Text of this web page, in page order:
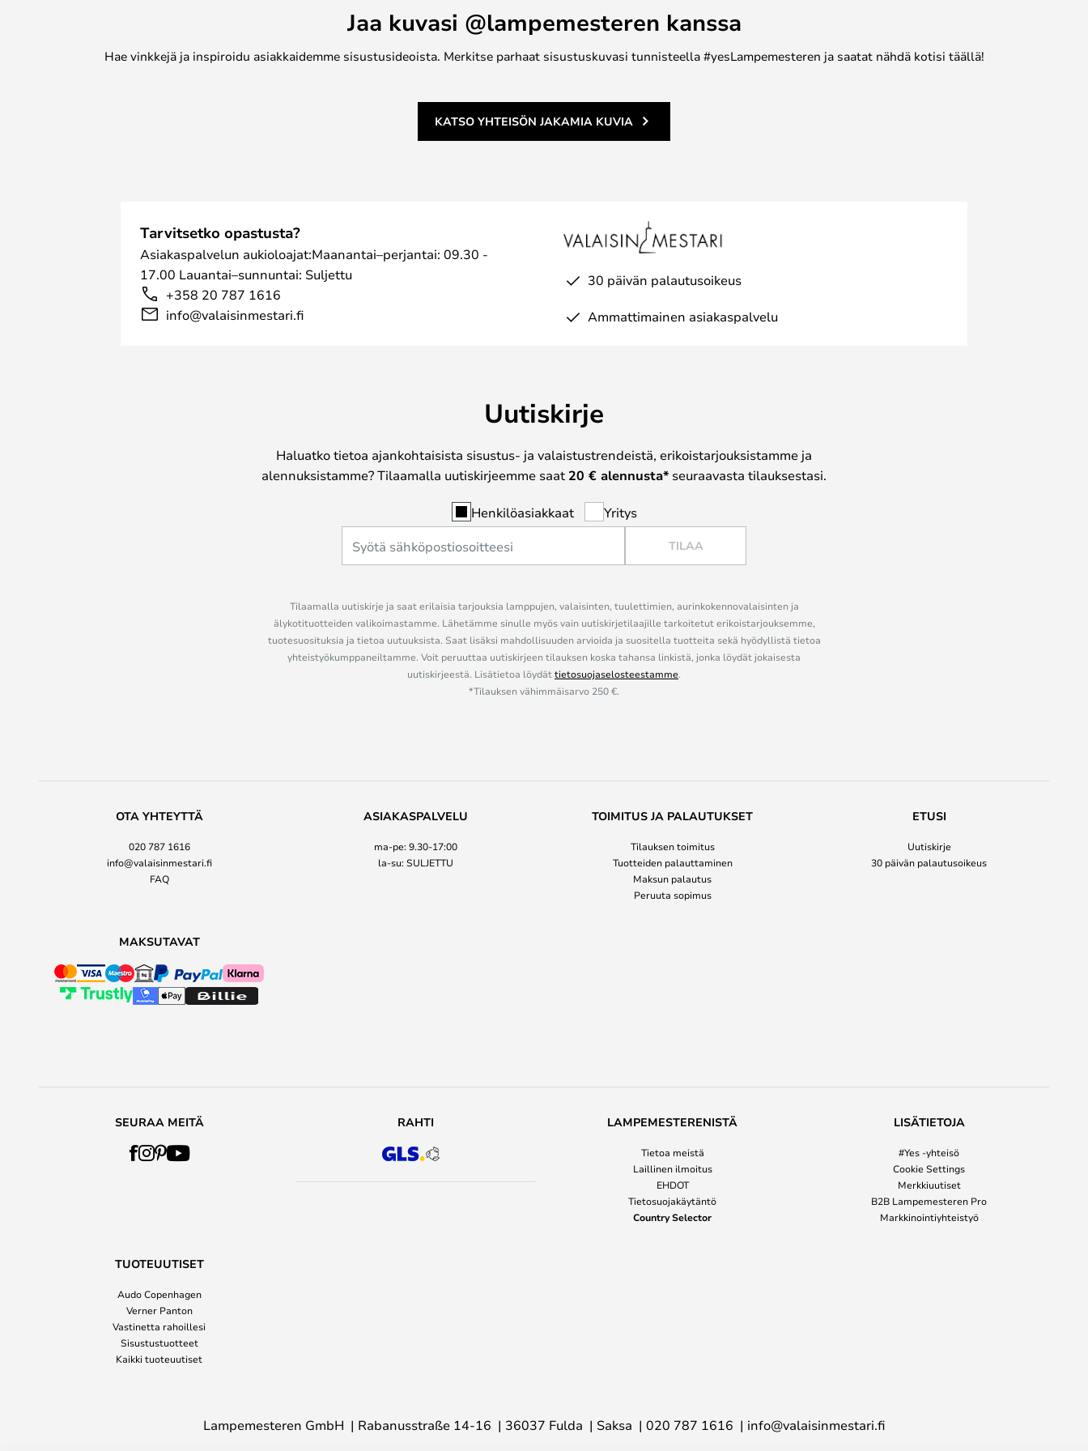
Jaa kuvasi @lampemesteren kanssa
Hae vinkkejä ja inspiroidu asiakkaidemme sisustusideoista. Merkitse parhaat sisustuskuvasi tunnisteella #yesLampemesteren ja saatat nähdä kotisi täällä!
KATSO YHTEISÖN JAKAMIA KUVIA
Tarvitsetko opastusta?
Asiakaspalvelun aukioloajat:Maanantai–perjantai: 09.30 -
17.00 Lauantai–sunnuntai: Suljettu
+358 20 787 1616
info@valaisinmestari.fi
30 päivän palautusoikeus
Ammattimainen asiakaspalvelu
Uutiskirje
Haluatko tietoa ajankohtaisista sisustus- ja valaistustrendeistä, erikoistarjouksistamme ja
alennuksistamme? Tilaamalla uutiskirjeemme saat 20 € alennusta* seuraavasta tilauksestasi.
Henkilöasiakkaat Yritys
TILAA
Tilaamalla uutiskirje ja saat erilaisia tarjouksia lamppujen, valaisinten, tuulettimien, aurinkokennovalaisinten ja
älykotituotteiden valikoimastamme. Lähetämme sinulle myös vain uutiskirjetilaajille tarkoitetut erikoistarjouksemme,
tuotesuosituksia ja tietoa uutuuksista. Saat lisäksi mahdollisuuden arvioida ja suositella tuotteita sekä hyödyllistä tietoa
yhteistyökumppaneiltamme. Voit peruuttaa uutiskirjeen tilauksen koska tahansa linkistä, jonka löydät jokaisesta
uutiskirjeestä. Lisätietoa löydättietosuojaselosteestamme.
*Tilauksen vähimmäisarvo 250 €.
OTA YHTEYTTÄ
020 787 1616
info@valaisinmestari.fi
FAQ
ASIAKASPALVELU
ma-pe: 9.30-17:00
la-su: SULJETTU
TOIMITUS JA PALAUTUKSET
Tilauksen toimitus
Tuotteiden palauttaminen
Maksun palautus
Peruuta sopimus
ETUSI
Uutiskirje
30 päivän palautusoikeus
MAKSUTAVAT
SEURAA MEITÄ RAHTI LAMPEMESTERENISTÄ
Tietoa meistä
Laillinen ilmoitus
EHDOT
Tietosuojakäytäntö
Country Selector
LISÄTIETOJA
#Yes -yhteisö
Cookie Settings
Merkkiuutiset
B2B Lampemesteren Pro
Markkinointiyhteistyö
TUOTEUUTISET
Audo Copenhagen
Verner Panton
Vastinetta rahoillesi
Sisustustuotteet
Kaikki tuoteuutiset
Lampemesteren GmbH Rabanusstraße 14-16 36037 Fulda Saksa 020 787 1616 info@valaisinmestari.fi